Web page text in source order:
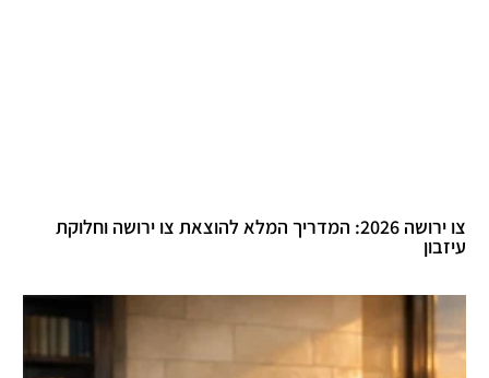
צו ירושה 2026: המדריך המלא להוצאת צו ירושה וחלוקת
עיזבון